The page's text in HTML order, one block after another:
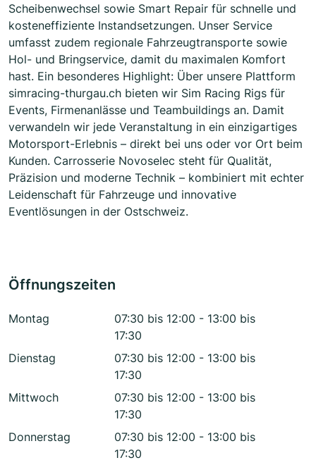
Scheibenwechsel sowie Smart Repair für schnelle und
kosteneffiziente Instandsetzungen. Unser Service
umfasst zudem regionale Fahrzeugtransporte sowie
Hol- und Bringservice, damit du maximalen Komfort
hast. Ein besonderes Highlight: Über unsere Plattform
simracing-thurgau.ch bieten wir Sim Racing Rigs für
Events, Firmenanlässe und Teambuildings an. Damit
verwandeln wir jede Veranstaltung in ein einzigartiges
Motorsport-Erlebnis – direkt bei uns oder vor Ort beim
Kunden. Carrosserie Novoselec steht für Qualität,
Präzision und moderne Technik – kombiniert mit echter
Leidenschaft für Fahrzeuge und innovative
Eventlösungen in der Ostschweiz.
Öffnungszeiten
Montag
07:30 bis 12:00 - 13:00 bis
17:30
Dienstag
07:30 bis 12:00 - 13:00 bis
17:30
Mittwoch
07:30 bis 12:00 - 13:00 bis
17:30
Donnerstag
07:30 bis 12:00 - 13:00 bis
17:30